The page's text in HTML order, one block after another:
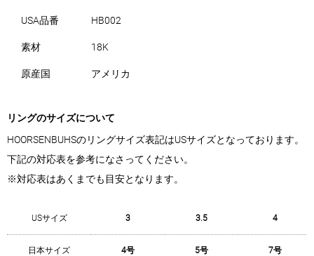
USA品番 HB002
素材 18K
原産国 アメリカ
リングのサイズについて
HOORSENBUHSのリングサイズ表記はUSサイズとなっております。
下記の対応表を参考になさってください。
※対応表はあくまでも目安となります。
USサイズ 3 3.5 4
日本サイズ 4号 5号 7号